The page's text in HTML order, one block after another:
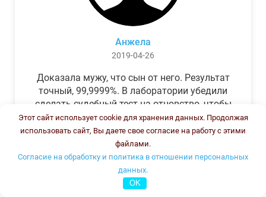
Анжела
2019-04-26
Доказала мужу, что сын от него. Результат
точный, 99,9999%. В лаборатории убедили
сделать судебный тест на отцовство, чтобы
можно было предъявить в суде. Результат
был готов через неделю, как и
обещали.Теперь муж бегает и извиняется.
Этот сайт использует cookie для хранения данных. Продолжая
использовать сайт, Вы даете свое согласие на работу с этими
файлами.
Согласие на обработку и политика в отношении персональных
данных.
OK